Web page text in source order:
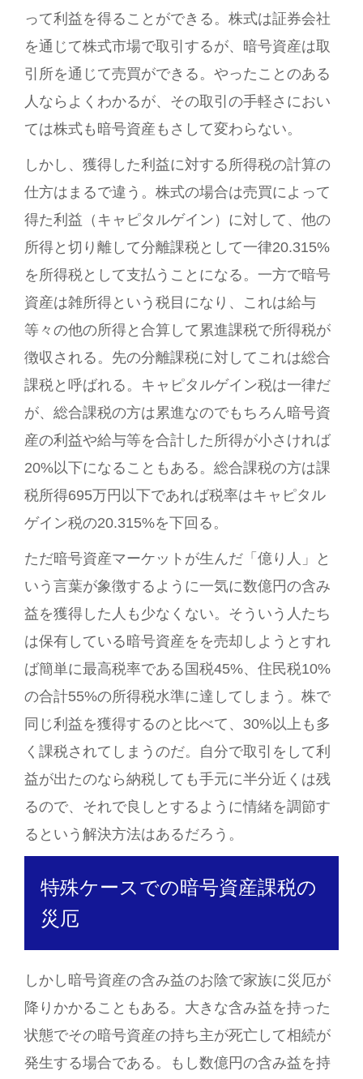
って利益を得ることができる。株式は証券会社
を通じて株式市場で取引するが、暗号資産は取
引所を通じて売買ができる。やったことのある
人ならよくわかるが、その取引の手軽さにおい
ては株式も暗号資産もさして変わらない。
しかし、獲得した利益に対する所得税の計算の
仕方はまるで違う。株式の場合は売買によって
得た利益（キャピタルゲイン）に対して、他の
所得と切り離して分離課税として一律20.315%
を所得税として支払うことになる。一方で暗号
資産は雑所得という税目になり、これは給与
等々の他の所得と合算して累進課税で所得税が
徴収される。先の分離課税に対してこれは総合
課税と呼ばれる。キャピタルゲイン税は一律だ
が、総合課税の方は累進なのでもちろん暗号資
産の利益や給与等を合計した所得が小さければ
20%以下になることもある。総合課税の方は課
税所得695万円以下であれば税率はキャピタル
ゲイン税の20.315%を下回る。
ただ暗号資産マーケットが生んだ「億り人」と
いう言葉が象徴するように一気に数億円の含み
益を獲得した人も少なくない。そういう人たち
は保有している暗号資産をを売却しようとすれ
ば簡単に最高税率である国税45%、住民税10%
の合計55%の所得税水準に達してしまう。株で
同じ利益を獲得するのと比べて、30%以上も多
く課税されてしまうのだ。自分で取引をして利
益が出たのなら納税しても手元に半分近くは残
るので、それで良しとするように情緒を調節す
るという解決方法はあるだろう。
特殊ケースでの暗号資産課税の
災厄
しかし暗号資産の含み益のお陰で家族に災厄が
降りかかることもある。大きな含み益を持った
状態でその暗号資産の持ち主が死亡して相続が
発生する場合である。もし数億円の含み益を持